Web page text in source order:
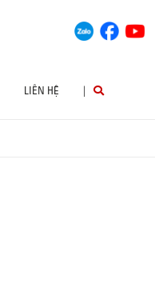
LIÊN HỆ |